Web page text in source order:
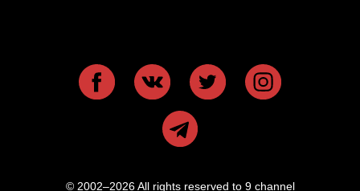
© 2002–2026 All rights reserved to 9 channel